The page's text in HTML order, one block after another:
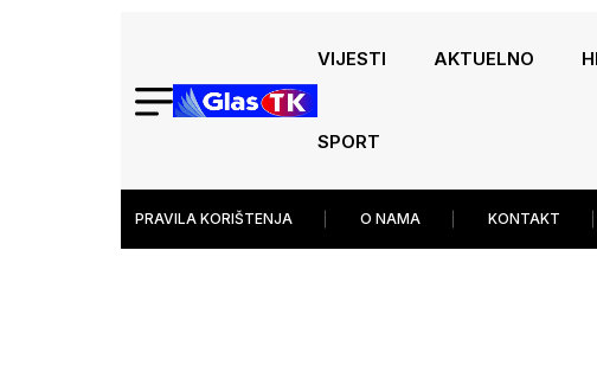
VIJESTI AKTUELNO
SPORT
PRAVILA KORIŠTENJA O NAMA KONTAKT